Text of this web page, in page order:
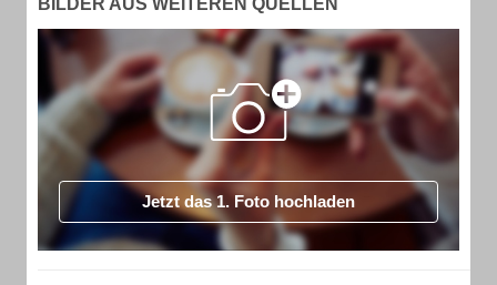
BILDER AUS WEITEREN QUELLEN
Jetzt das 1. Foto hochladen